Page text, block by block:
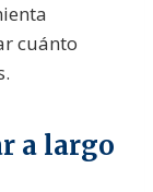
cuánto
a largo